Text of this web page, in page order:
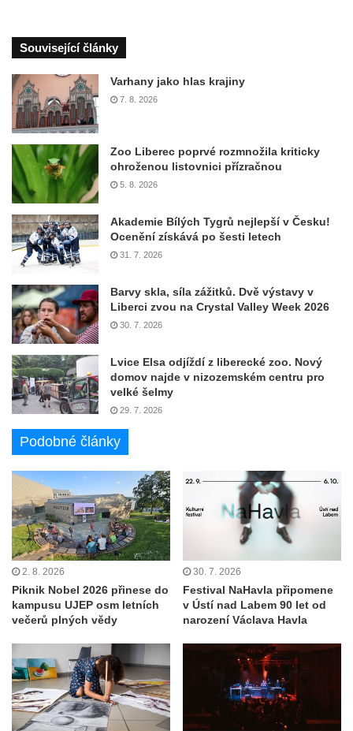
Související články
Varhany jako hlas krajiny
7. 8. 2026
Zoo Liberec poprvé rozmnožila kriticky
ohroženou listovnici přízračnou
5. 8. 2026
Akademie Bílých Tygrů nejlepší v Česku!
Ocenění získává po šesti letech
31. 7. 2026
Barvy skla, síla zážitků. Dvě výstavy v
Liberci zvou na Crystal Valley Week 2026
30. 7. 2026
Lvice Elsa odjíždí z liberecké zoo. Nový
domov najde v nizozemském centru pro
velké šelmy
29. 7. 2026
Podobné články
2. 8. 2026
Piknik Nobel 2026 přinese do
kampusu UJEP osm letních
večerů plných vědy
30. 7. 2026
Festival NaHavla připomene
v Ústí nad Labem 90 let od
narození Václava Havla